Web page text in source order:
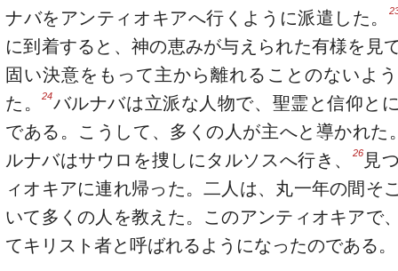
ナバをアンティオキアへ行くように派遣した。
に到着すると、神の恵みが与えられた有様を見
固い決意をもって主から離れることのないよ
た。24バルナバは立派な人物で、聖霊と信仰と
である。こうして、多くの人が主へと導かれた
ルナバはサウロを捜しにタルソスへ行き、
26見
ィオキアに連れ帰った。二人は、丸一年の間そ
いて多くの人を教えた。このアンティオキアで
てキリスト者と呼ばれるようになったのである。